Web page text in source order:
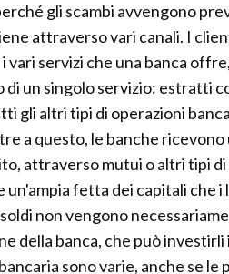
gli scambi avvengono
attraverso vari canali. I
vari servizi che una banca
di un singolo servizio: estratti
gli altri tipi di operazioni
a questo, le banche
attraverso mutui o altri tipi
un'ampia fetta dei capitali
non vengono
della banca, che può
sono varie, anche se